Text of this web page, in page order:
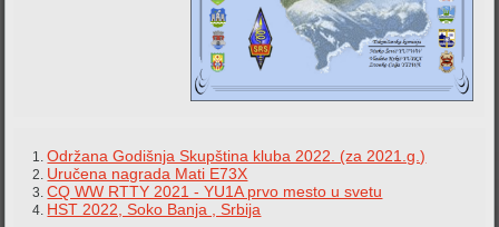
Održana Godišnja Skupština kluba 2022. (za 2021.g.)
Uručena nagrada Mati E73X
CQ WW RTTY 2021 - YU1A prvo mesto u svetu
HST 2022, Soko Banja , Srbija